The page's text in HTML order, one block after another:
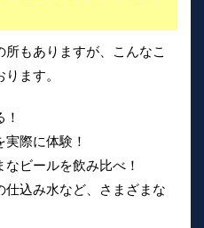
もありますが、こんなこ
ます。
実際に体験！
なビールを飲み比べ！
仕込み水など、さまざまな